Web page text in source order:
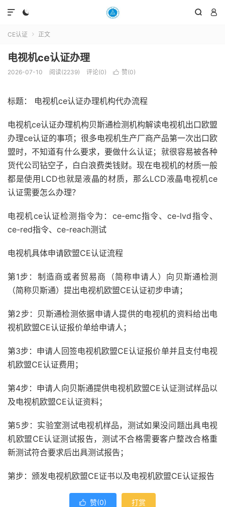
  

CE认证  正文
电视机ce认证办理
2026-07-10 阅读(2239) 评论(0)  赞(0)
标题： 电视机ce认证办理机构代办流程
电视机ce认证办理机构贝斯通检测机构解读电视机出口欧盟
办理ce认证的事项；很多电视机生产厂商产品第一次出口欧
盟时，不知道有什么要求，要做什么认证；就很容易被各种
货代公司钻空子，白白浪费类钱财。现在电视机的材质一般
都是使用LCD也就是液晶的材质，那么LCD液晶电视机ce
认证需要怎么办理？
电视机ce认证检测指令为：ce-emc指令、ce-lvd指令、
ce-red指令、ce-reach测试
电视机具体申请欧盟CE认证流程
第1步：制造商或者贸易商（简称申请人）向贝斯通检测
（简称贝斯通）提出电视机欧盟CE认证初步申请；
第2步：贝斯通检测依据申请人提供的电视机的资料给出电
视机欧盟CE认证报价单给申请人；
第3步：申请人回签电视机欧盟CE认证报价单并且支付电视
机欧盟CE认证费用；
第4步：申请人向贝斯通提供电视机欧盟CE认证测试样品以
及电视机欧盟CE认证资料；
第5步：实验室测试电视机样品，测试如果没问题出具电视
机欧盟CE认证测试报告，测试不合格需要客户整改合格重
新测试符合要求后出具测试报告；
第步：颁发电视机欧盟CE证书以及电视机欧盟CE认证报告
 赞(0) 打赏